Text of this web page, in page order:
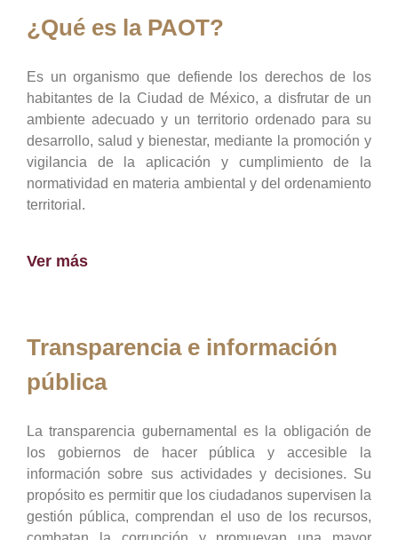
¿Qué es la PAOT?
Es un organismo que defiende los derechos de los
habitantes de la Ciudad de México, a disfrutar de un
ambiente adecuado y un territorio ordenado para su
desarrollo, salud y bienestar, mediante la promoción y
vigilancia de la aplicación y cumplimiento de la
normatividad en materia ambiental y del ordenamiento
territorial.
Ver más
Transparencia e información
pública
La transparencia gubernamental es la obligación de
los gobiernos de hacer pública y accesible la
información sobre sus actividades y decisiones. Su
propósito es permitir que los ciudadanos supervisen la
gestión pública, comprendan el uso de los recursos,